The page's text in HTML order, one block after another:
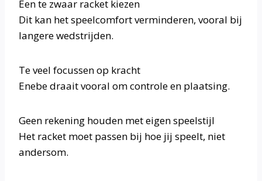
Een te zwaar racket kiezen
Dit kan het speelcomfort verminderen, vooral bij
langere wedstrijden.
Te veel focussen op kracht
Enebe draait vooral om controle en plaatsing.
Geen rekening houden met eigen speelstijl
Het racket moet passen bij hoe jij speelt, niet
andersom.